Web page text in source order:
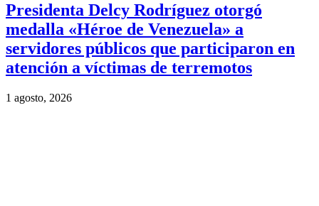
Presidenta Delcy Rodríguez otorgó
medalla «Héroe de Venezuela» a
servidores públicos que participaron en
atención a víctimas de terremotos
1 agosto, 2026